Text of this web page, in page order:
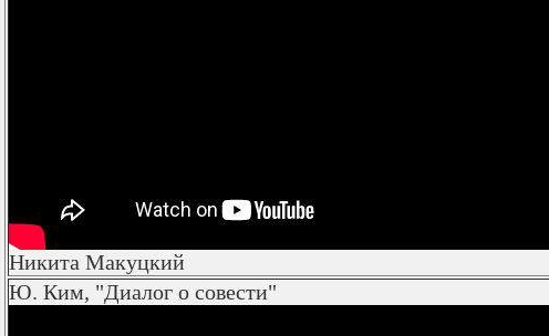
Никита Макуцкий
Ю. Ким, "Диалог о совести"